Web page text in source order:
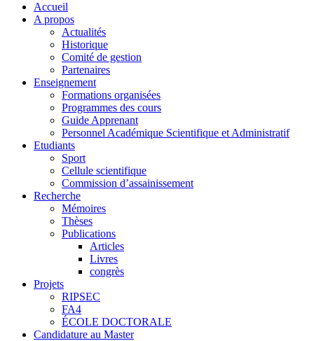
Accueil
A propos
Actualités
Historique
Comité de gestion
Partenaires
Enseignement
Formations organisées
Programmes des cours
Guide Apprenant
Personnel Académique Scientifique et Administratif
Etudiants
Sport
Cellule scientifique
Commission d’assainissement
Recherche
Mémoires
Thèses
Publications
Articles
Livres
congrès
Projets
RIPSEC
FA4
ÉCOLE DOCTORALE
Candidature au Master